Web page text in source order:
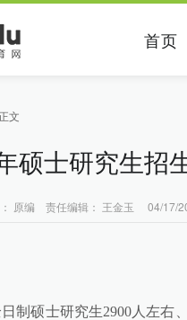
首页
文
硕士研究生招
原编 责任编辑： 王金玉 04/17/
制硕士研究生2900人左